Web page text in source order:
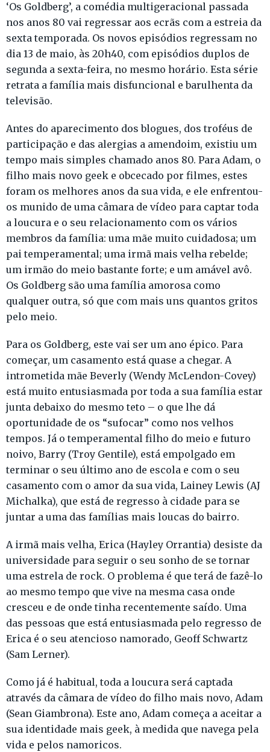
‘Os Goldberg’, a comédia multigeracional passada
nos anos 80 vai regressar aos ecrãs com a estreia da
sexta temporada. Os novos episódios regressam no
dia 13 de maio, às 20h40, com episódios duplos de
segunda a sexta-feira, no mesmo horário. Esta série
retrata a família mais disfuncional e barulhenta da
televisão.
Antes do aparecimento dos blogues, dos troféus de
participação e das alergias a amendoim, existiu um
tempo mais simples chamado anos 80. Para Adam, o
filho mais novo geek e obcecado por filmes, estes
foram os melhores anos da sua vida, e ele enfrentou-
os munido de uma câmara de vídeo para captar toda
a loucura e o seu relacionamento com os vários
membros da família: uma mãe muito cuidadosa; um
pai temperamental; uma irmã mais velha rebelde;
um irmão do meio bastante forte; e um amável avô.
Os Goldberg são uma família amorosa como
qualquer outra, só que com mais uns quantos gritos
pelo meio.
Para os Goldberg, este vai ser um ano épico. Para
começar, um casamento está quase a chegar. A
intrometida mãe Beverly (Wendy McLendon-Covey)
está muito entusiasmada por toda a sua família estar
junta debaixo do mesmo teto – o que lhe dá
oportunidade de os “sufocar” como nos velhos
tempos. Já o temperamental filho do meio e futuro
noivo, Barry (Troy Gentile), está empolgado em
terminar o seu último ano de escola e com o seu
casamento com o amor da sua vida, Lainey Lewis (AJ
Michalka), que está de regresso à cidade para se
juntar a uma das famílias mais loucas do bairro.
A irmã mais velha, Erica (Hayley Orrantia) desiste da
universidade para seguir o seu sonho de se tornar
uma estrela de rock. O problema é que terá de fazê-lo
ao mesmo tempo que vive na mesma casa onde
cresceu e de onde tinha recentemente saído. Uma
das pessoas que está entusiasmada pelo regresso de
Erica é o seu atencioso namorado, Geoff Schwartz
(Sam Lerner).
Como já é habitual, toda a loucura será captada
através da câmara de vídeo do filho mais novo, Adam
(Sean Giambrona). Este ano, Adam começa a aceitar a
sua identidade mais geek, à medida que navega pela
vida e pelos namoricos.